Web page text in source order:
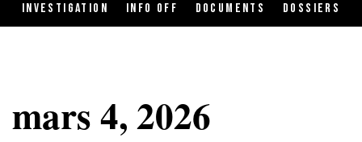
INVESTIGATION INFO OFF DOCUMENTS DOSSIERS
mars 4, 2026